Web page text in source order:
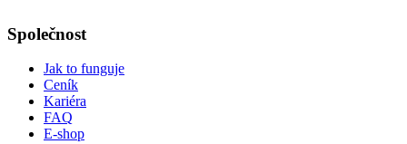
Společnost
Jak to funguje
Ceník
Kariéra
FAQ
E-shop